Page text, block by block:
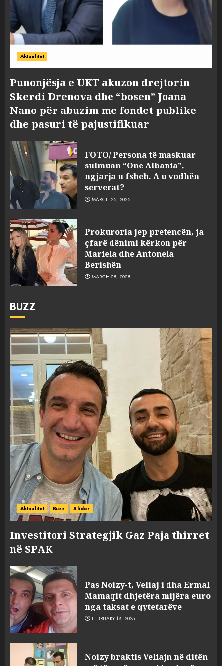
Aktualitet
Punonjësja e UKT akuzon drejtorin
Skerdi Drenova dhe “bosen” Joana
Nano për abuzim me fondet publike
dhe pasuri të pajustifikuar
FOTO/ Persona të maskuar
sulmuan “One Albania”,
ngjarja u fsheh. A u vodhën
serverat?
MARCH 25, 2025
Prokuroria jep pretencën, ja
çfarë dënimi kërkon për
Mariela dhe Antonela
Berishën
MARCH 25, 2025
BUZZ
Aktualitet Buzz Slider
Investitori Strategjik Gaz Paja thirret
në SPAK
Pas Noizy-t, Veliaj i dha Ermal
Mamaqit dhjetëra mijëra euro
nga taksat e qytetarëve
FEBRUARY 18, 2025
Noizy braktis Veliajn në ditën
sulmuan “One Albania”,